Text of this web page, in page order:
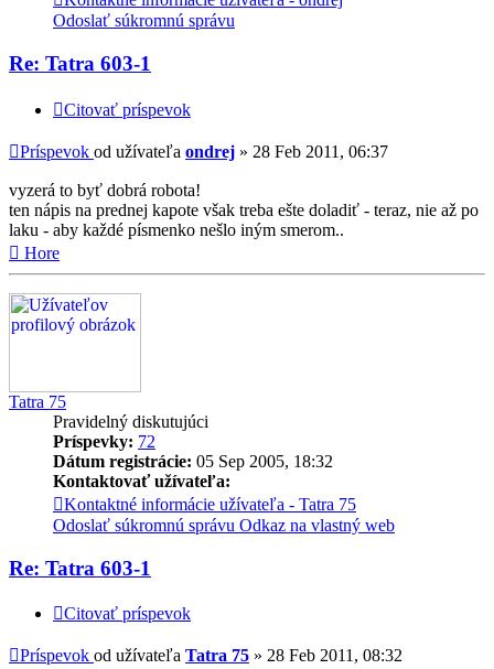
Odoslať súkromnú správu
Re: Tatra 603-1
Citovať príspevok
Príspevok od užívateľa ondrej » 28 Feb 2011, 06:37
vyzerá to byť dobrá robota!
ten nápis na prednej kapote však treba ešte doladiť - teraz, nie až po
laku - aby každé písmenko nešlo iným smerom..
Hore
Tatra 75
Pravidelný diskutujúci
Príspevky: 72
Dátum registrácie: 05 Sep 2005, 18:32
Kontaktovať užívateľa:
Kontaktné informácie užívateľa - Tatra 75
Odoslať súkromnú správu Odkaz na vlastný web
Re: Tatra 603-1
Citovať príspevok
Príspevok od užívateľa Tatra 75 » 28 Feb 2011, 08:32